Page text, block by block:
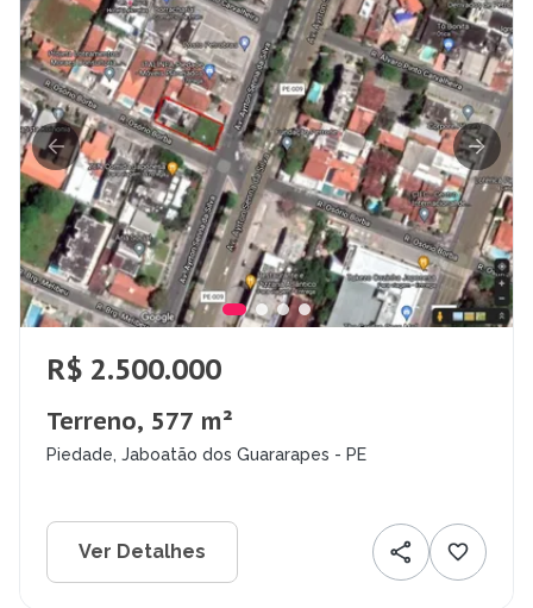
R$ 2.500.000
Terreno, 577 m²
Piedade, Jaboatão dos Guararapes - PE
Ver Detalhes